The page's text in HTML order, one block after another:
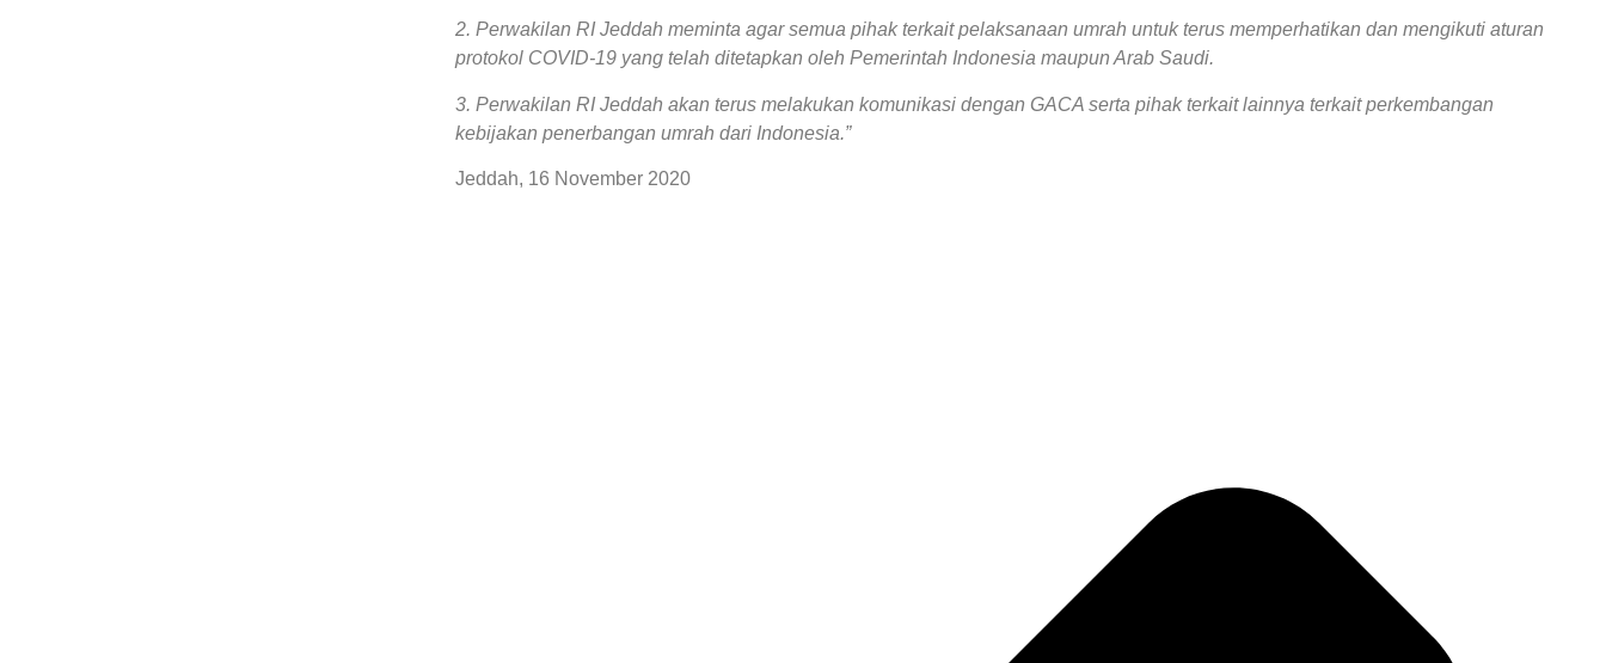
2. Perwakilan RI Jeddah meminta agar semua pihak terkait pelaksanaan umrah untuk terus memperhatikan dan mengikuti aturan
protokol COVID-19 yang telah ditetapkan oleh Pemerintah Indonesia maupun Arab Saudi.
3. Perwakilan RI Jeddah akan terus melakukan komunikasi dengan GACA serta pihak terkait lainnya terkait perkembangan
kebijakan penerbangan umrah dari Indonesia.”
Jeddah, 16 November 2020